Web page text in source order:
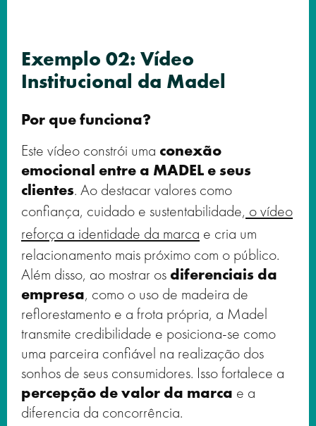
Exemplo 02: Vídeo
Institucional da Madel
Por que funciona?
Este vídeo constrói uma conexão
emocional entre a MADEL e seus
clientes. Ao destacar valores como
confiança, cuidado e sustentabilidade, o vídeo
reforça a identidade da marca e cria um
relacionamento mais próximo com o público.
Além disso, ao mostrar os diferenciais da
empresa, como o uso de madeira de
reflorestamento e a frota própria, a Madel
transmite credibilidade e posiciona-se como
uma parceira confiável na realização dos
sonhos de seus consumidores. Isso fortalece a
percepção de valor da marca e a
diferencia da concorrência.